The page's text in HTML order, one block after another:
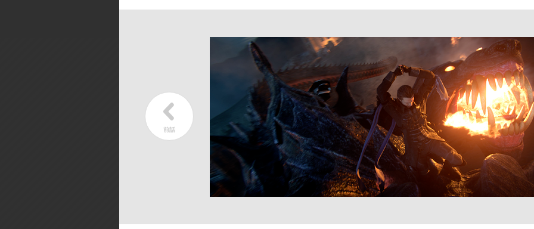
©2016 SQUARE ENIX CO., LTD. All Rights Reserved.
dアニメストアなら
今期アニメがいち早く見られ